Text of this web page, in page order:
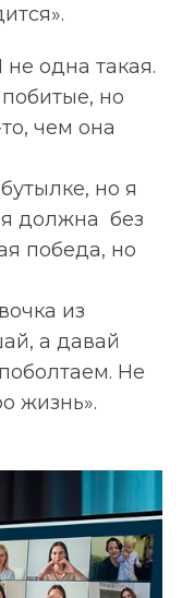
одна такая.
но
чем она
но я
должна без
победа, но
из
а давай
Не
жизнь».